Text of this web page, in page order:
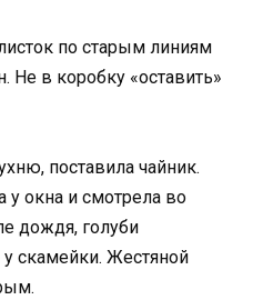
по старым линиям
Не в коробку «оставить»
поставила чайник.
у окна и смотрела во
дождя, голуби
у скамейки. Жестяной